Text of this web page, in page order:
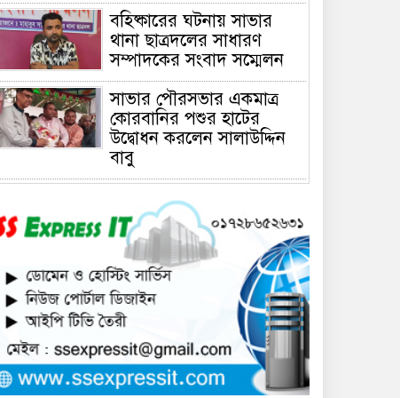
বহিষ্কারের ঘটনায় সাভার
থানা ছাত্রদলের সাধারণ
সম্পাদকের সংবাদ সম্মেলন
সাভার পৌরসভার একমাত্র
কোরবানির পশুর হাটের
উদ্বোধন করলেন সালাউদ্দিন
বাবু
সাভারে চাঁদার দাবীতে ব্যাবসা
প্রতিষ্ঠানে হামলা চালিয়ে তালা
ঝুলিয়ে দিয়েছে সন্ত্রাসীরা
সাভারে নারী উদ্যোক্তার
খামার ভাংচুর, ৫ লাখ টাকার
ক্ষয়ক্ষতি
উভয়পক্ষের সমঝোতায় ধর্মঘট
প্রত্যাহার করায় সাভারের
মুরগীর বাজার স্বাভাবিক